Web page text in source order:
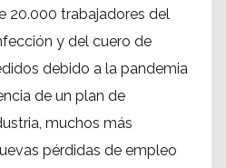
20.000 trabajadores del
y del cuero de
debido a la pandemia
de un plan de
muchos más
pérdidas de empleo